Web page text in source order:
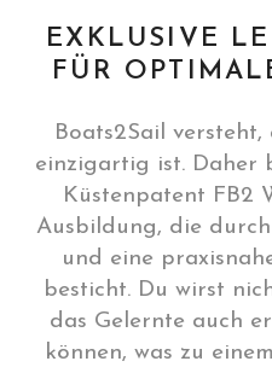
EXKLUSIVE
FÜR
Boats2Sail
einzigartig ist. Daher
Küstenpatent FB2
Ausbildung, die
und eine
besticht. Du wirst
das Gelernte auch
können, was zu